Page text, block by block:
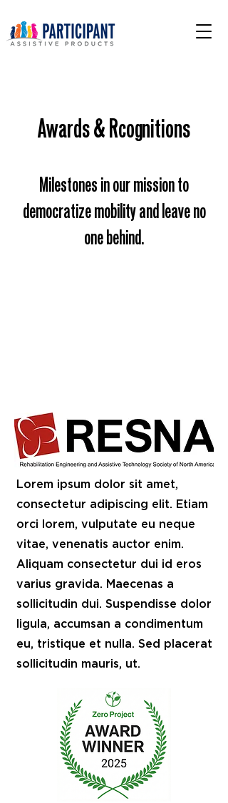
Awards & Rcognitions
Milestones in our mission to
democratize mobility and leave no
one behind.
Lorem ipsum dolor sit amet,
consectetur adipiscing elit. Etiam
orci lorem, vulputate eu neque
vitae, venenatis auctor enim.
Aliquam consectetur dui id eros
varius gravida. Maecenas a
sollicitudin dui. Suspendisse dolor
ligula, accumsan a condimentum
eu, tristique et nulla. Sed placerat
sollicitudin mauris, ut.